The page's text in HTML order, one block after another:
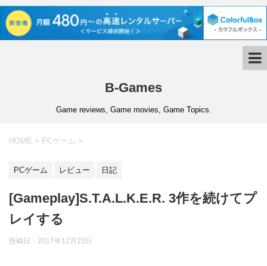
B-Games
Game reviews, Game movies, Game Topics.
HOME > PCゲーム >
PCゲーム レビュー 日記
[Gameplay]S.T.A.L.K.E.R. 3作を続けてプ
レイする
投稿日： 2017年12月23日